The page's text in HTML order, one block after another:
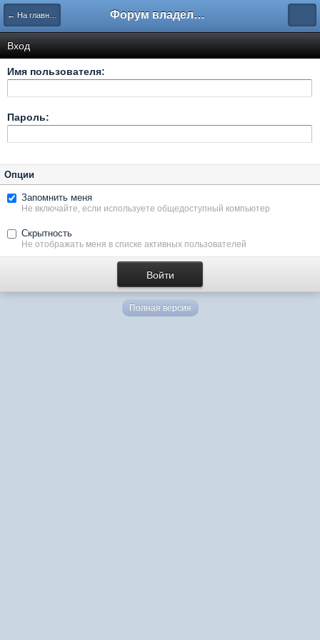
← На главную Форум владельцев интернет-магазинов
Вход
Имя пользователя:
Пароль:
Опции
Запомнить меня
Не включайте, если используете общедоступный компьютер
Скрытность
Не отображать меня в списке активных пользователей
Полная версия